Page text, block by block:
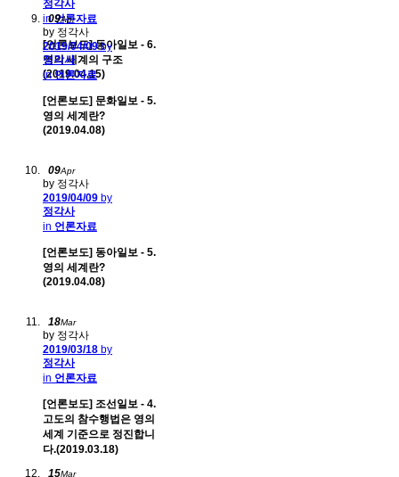
정각사
in언론자료
[언론보도] 동아일보 - 6.
영의 세계의 구조
(2019.04.15)
09Apr
by 정각사
2019/04/09by
정각사
in언론자료
[언론보도] 문화일보 - 5.
영의 세계란?
(2019.04.08)
09Apr
by 정각사
2019/04/09 by
정각사
in 언론자료
[언론보도] 동아일보 - 5.
영의 세계란?
(2019.04.08)
18Mar
by 정각사
2019/03/18 by
정각사
in 언론자료
[언론보도] 조선일보 - 4.
고도의 참수행법은 영의
세계 기준으로 정진합니
다.(2019.03.18)
15Mar